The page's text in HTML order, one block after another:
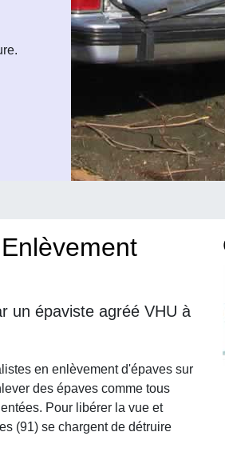
un épaviste agréé VHU à
en enlèvement d'épaves sur
des épaves comme tous
Pour libérer la vue et
(91) se chargent de détruire